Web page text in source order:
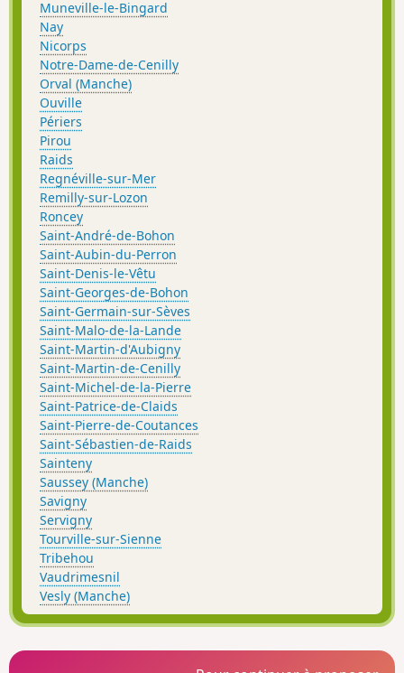
Muneville-le-Bingard
Nay
Nicorps
Notre-Dame-de-Cenilly
Orval (Manche)
Ouville
Périers
Pirou
Raids
Regnéville-sur-Mer
Remilly-sur-Lozon
Roncey
Saint-André-de-Bohon
Saint-Aubin-du-Perron
Saint-Denis-le-Vêtu
Saint-Georges-de-Bohon
Saint-Germain-sur-Sèves
Saint-Malo-de-la-Lande
Saint-Martin-d'Aubigny
Saint-Martin-de-Cenilly
Saint-Michel-de-la-Pierre
Saint-Patrice-de-Claids
Saint-Pierre-de-Coutances
Saint-Sébastien-de-Raids
Sainteny
Saussey (Manche)
Savigny
Servigny
Tourville-sur-Sienne
Tribehou
Vaudrimesnil
Vesly (Manche)